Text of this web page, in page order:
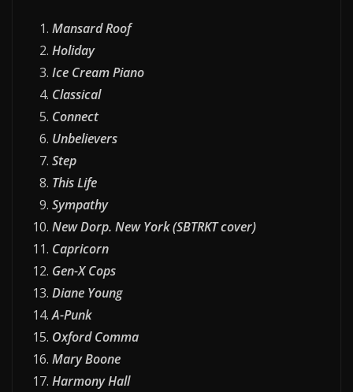
Mansard Roof
Holiday
Ice Cream Piano
Classical
Connect
Unbelievers
Step
This Life
Sympathy
New Dorp. New York (SBTRKT cover)
Capricorn
Gen-X Cops
Diane Young
A-Punk
Oxford Comma
Mary Boone
Harmony Hall